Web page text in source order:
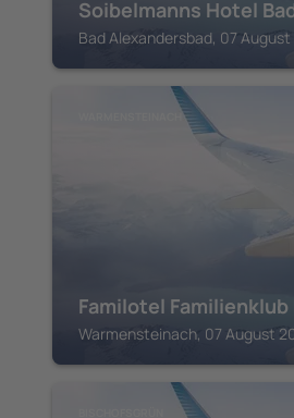
Soibelmanns Hotel
Bad Alexandersbad, 07
Familotel Familienklub
Warmensteinach, 07 August